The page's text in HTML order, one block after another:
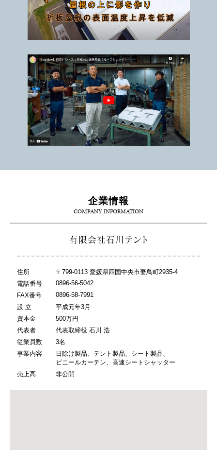
企業情報
COMPANY INFORMATION
有限会社石川テント
住所
〒799-0113 愛媛県四国中央市妻鳥町2935-4
電話番号
0896-56-5042
FAX番号
0896-58-7991
設 立
平成元年3月
資本金
500万円
代表者
代表取締役 石川 浩
従業員数
3名
事業内容
日除け製品、テント製品、シート製品、
ビニールカーテン、高速シートシャッター
売上高
非公開